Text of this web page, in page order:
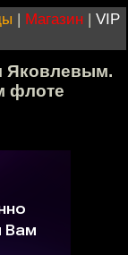
| Магазин | VIP
Яковлевым.
флоте